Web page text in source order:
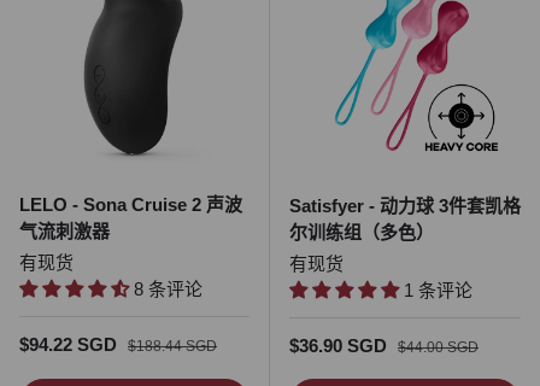
LELO - Sona Cruise 2 声波
气流刺激器
有现货
8 条评论
促销价
$94.22 SGD 正常价格
$188.44 SGD
Satisfyer - 动力球 3件套凯格
尔训练组（多色）
有现货
1 条评论
促销价
$36.90 SGD 正常价格
$44.00 SGD